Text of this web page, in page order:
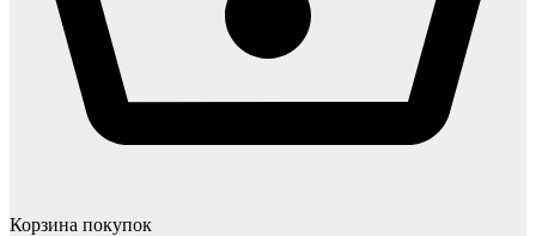
Корзина покупок